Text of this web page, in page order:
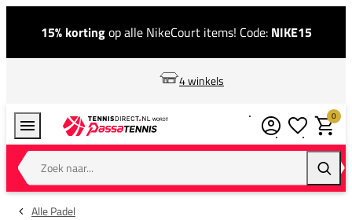
15% kortingop alle NikeCourt items! Code: NIKE15
4 winkels
Zoek naar...
0
Alle Padel